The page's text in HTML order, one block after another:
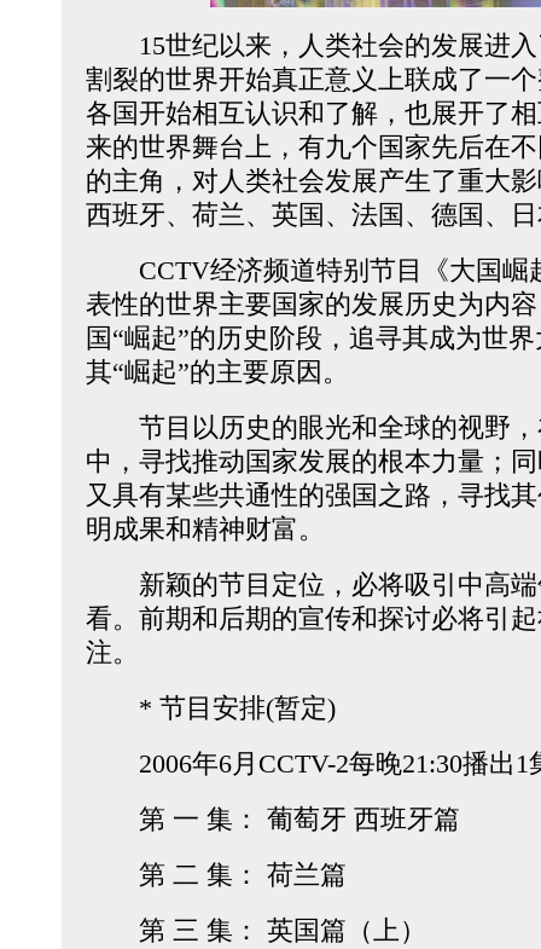
15世纪以来，人类社会的发展进入
割裂的世界开始真正意义上联成了一
各国开始相互认识和了解，也展开了
来的世界舞台上，有九个国家先后在
的主角，对人类社会发展产生了重大
西班牙、荷兰、英国、法国、德国、
CCTV经济频道特别节目《大国崛
表性的世界主要国家的发展历史为内
国“崛起”的历史阶段，追寻其成为世
其“崛起”的主要原因。
节目以历史的眼光和全球的视野，
中，寻找推动国家发展的根本力量；
又具有某些共通性的强国之路，寻找
明成果和精神财富。
新颖的节目定位，必将吸引中高端
看。前期和后期的宣传和探讨必将引
注。
* 节目安排(暂定)
2006年6月CCTV-2每晚21:30播出1
第 一 集： 葡萄牙 西班牙篇
第 二 集： 荷兰篇
第 三 集： 英国篇（上）